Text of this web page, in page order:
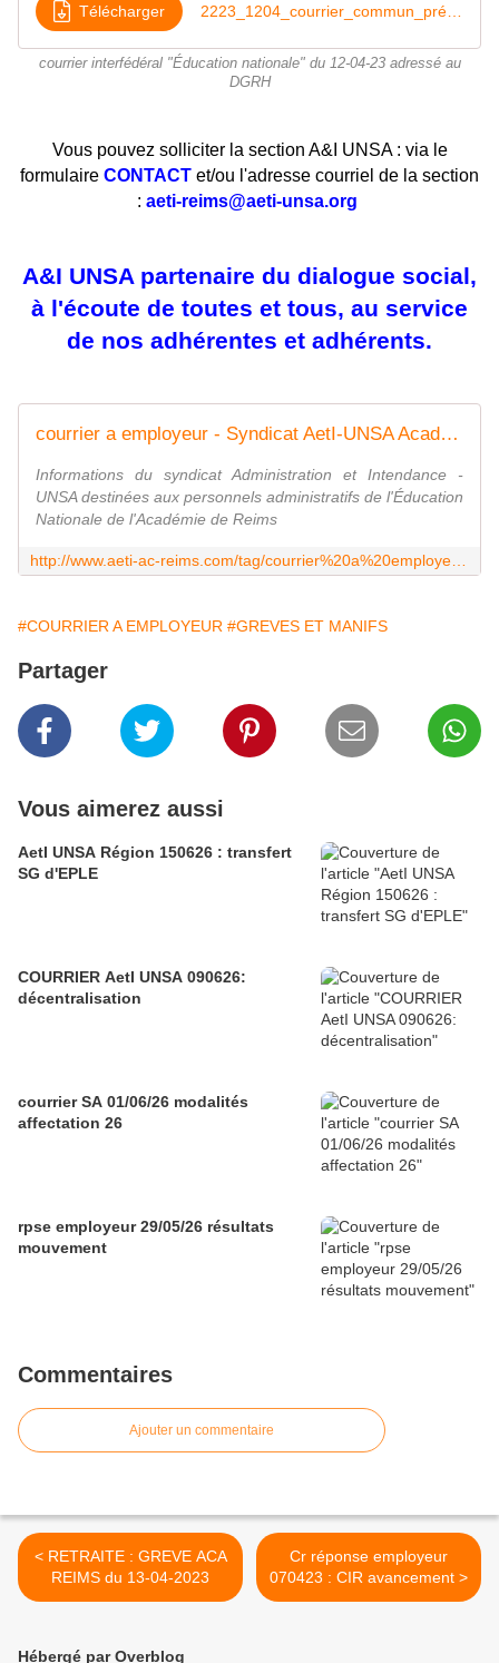
Télécharger
courrier interfédéral "Éducation nationale" du 12-04-23 adressé au
DGRH
Vous pouvez solliciter la section A&I UNSA : via le
formulaire CONTACT et/ou l'adresse courriel de la section
: aeti-reims@aeti-unsa.org
A&I UNSA partenaire du dialogue social,
à l'écoute de toutes et tous, au service
de nos adhérentes et adhérents.
courrier a employeur - Syndicat AetI-UNSA Académie Reims
Informations du syndicat Administration et Intendance -
UNSA destinées aux personnels administratifs de l'Éducation
Nationale de l'Académie de Reims
#COURRIER A EMPLOYEUR #GREVES ET MANIFS
Partager
Vous aimerez aussi
AetI UNSA Région 150626 : transfert
SG d'EPLE
COURRIER AetI UNSA 090626:
décentralisation
courrier SA 01/06/26 modalités
affectation 26
rpse employeur 29/05/26 résultats
mouvement
Commentaires
Ajouter un commentaire
< RETRAITE : GREVE ACA
REIMS du 13-04-2023
Cr réponse employeur
070423 : CIR avancement >
Hébergé par Overblog